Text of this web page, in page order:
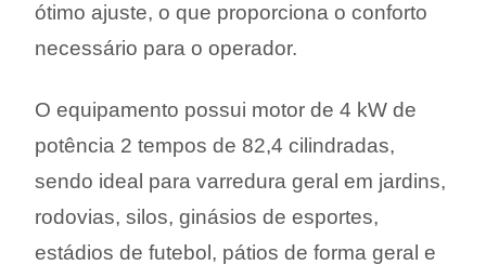
ótimo ajuste, o que proporciona o conforto
necessário para o operador.
O equipamento possui motor de 4 kW de
potência 2 tempos de 82,4 cilindradas,
sendo ideal para varredura geral em jardins,
rodovias, silos, ginásios de esportes,
estádios de futebol, pátios de forma geral e